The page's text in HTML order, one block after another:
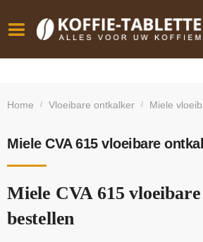
besteld,
bij orders
Home / Vloeibare ontkalker / Miele
Miele CVA 615 vloeibare
Miele CVA 615
bestellen